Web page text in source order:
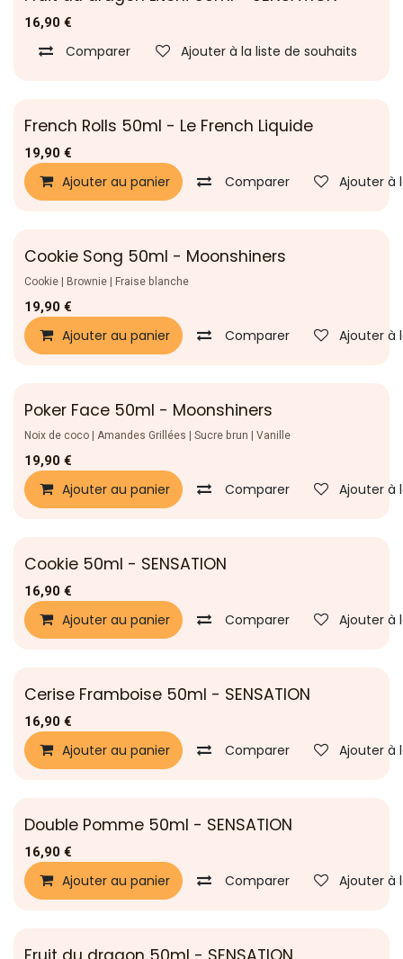
16,90 €
Comparer Ajouter à la liste de souhaits
French Rolls 50ml - Le French Liquide
19,90 €
Ajouter au panier Comparer Ajouter à
Cookie Song 50ml - Moonshiners
Cookie | Brownie | Fraise blanche
19,90 €
Ajouter au panier Comparer Ajouter à
Poker Face 50ml - Moonshiners
Noix de coco | Amandes Grillées | Sucre brun | Vanille
19,90 €
Ajouter au panier Comparer Ajouter à
Cookie 50ml - SENSATION
16,90 €
Ajouter au panier Comparer Ajouter à
Cerise Framboise 50ml - SENSATION
16,90 €
Ajouter au panier Comparer Ajouter à
Double Pomme 50ml - SENSATION
16,90 €
Ajouter au panier Comparer Ajouter à